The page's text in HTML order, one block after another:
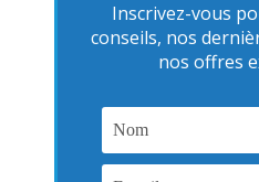
Inscrivez-vous
conseils, nos
nos offres